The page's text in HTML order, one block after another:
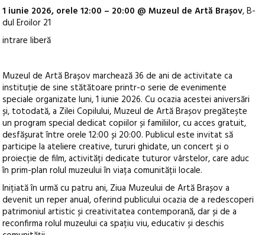
1 iunie 2026, orele 12:00 – 20:00 @ Muzeul de Artă Brașov, B-
dul Eroilor 21
intrare liberă
Muzeul de Artă Brașov marchează 36 de ani de activitate ca
instituție de sine stătătoare printr-o serie de evenimente
speciale organizate luni, 1 iunie 2026. Cu ocazia acestei aniversări
și, totodată, a Zilei Copilului, Muzeul de Artă Brașov pregătește
un program special dedicat copiilor și familiilor, cu acces gratuit,
desfășurat între orele 12:00 și 20:00. Publicul este invitat să
participe la ateliere creative, tururi ghidate, un concert și o
proiecție de film, activități dedicate tuturor vârstelor, care aduc
în prim-plan rolul muzeului în viața comunității locale.
Inițiată în urmă cu patru ani, Ziua Muzeului de Artă Brașov a
devenit un reper anual, oferind publicului ocazia de a redescoperi
patrimoniul artistic și creativitatea contemporană, dar și de a
reconfirma rolul muzeului ca spațiu viu, educativ și deschis